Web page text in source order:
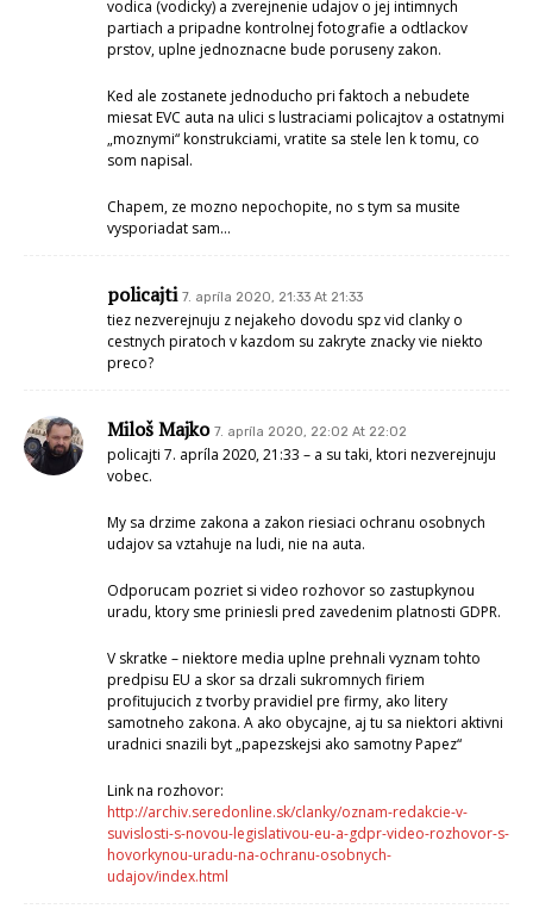
vodica (vodicky) a zverejnenie udajov o jej intimnych
partiach a pripadne kontrolnej fotografie a odtlackov
prstov, uplne jednoznacne bude poruseny zakon.
Ked ale zostanete jednoducho pri faktoch a nebudete
miesat EVC auta na ulici s lustraciami policajtov a ostatnymi
„moznymi“ konstrukciami, vratite sa stele len k tomu, co
som napisal.
Chapem, ze mozno nepochopite, no s tym sa musite
vysporiadat sam…
policajti 7. apríla 2020, 21:33 At 21:33
tiez nezverejnuju z nejakeho dovodu spz vid clanky o
cestnych piratoch v kazdom su zakryte znacky vie niekto
preco?
Miloš Majko 7. apríla 2020, 22:02 At 22:02
policajti 7. apríla 2020, 21:33 – a su taki, ktori nezverejnuju
vobec.
My sa drzime zakona a zakon riesiaci ochranu osobnych
udajov sa vztahuje na ludi, nie na auta.
Odporucam pozriet si video rozhovor so zastupkynou
uradu, ktory sme priniesli pred zavedenim platnosti GDPR.
V skratke – niektore media uplne prehnali vyznam tohto
predpisu EU a skor sa drzali sukromnych firiem
profitujucich z tvorby pravidiel pre firmy, ako litery
samotneho zakona. A ako obycajne, aj tu sa niektori aktivni
uradnici snazili byt „papezskejsi ako samotny Papez“
Link na rozhovor:
http://archiv.seredonline.sk/clanky/oznam-redakcie-v-
suvislosti-s-novou-legislativou-eu-a-gdpr-video-rozhovor-s-
hovorkynou-uradu-na-ochranu-osobnych-
udajov/index.html